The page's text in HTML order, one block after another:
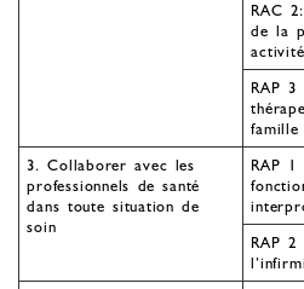
RAC
de la
RAP
famille
3. Collaborer avec les
professionnels de santé
dans toute situation de
soin
RAP 1
RAP